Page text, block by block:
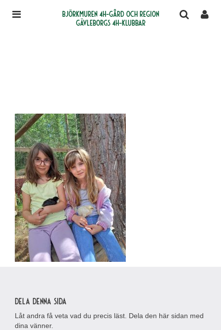
Björkmuren 4H-gård och region
Gävleborgs 4H-klubbar
Dela denna sida
Låt andra få veta vad du precis läst. Dela den här sidan med
dina vänner.